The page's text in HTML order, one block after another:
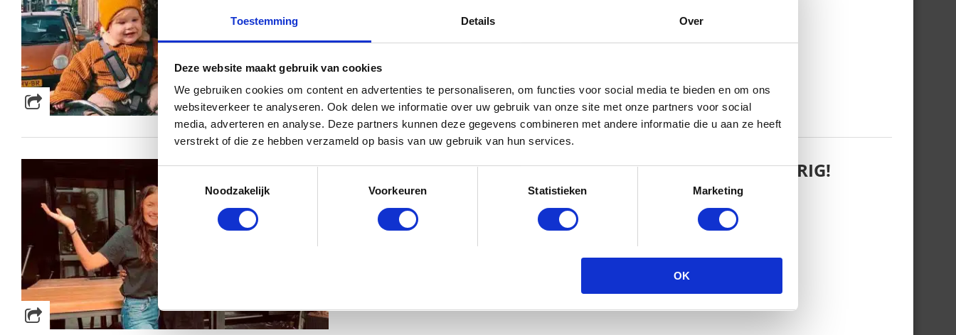
Toestemming Details Over
Deze website maakt gebruik van cookies
We gebruiken cookies om content en advertenties te personaliseren, om functies voor social media te bieden en om ons
websiteverkeer te analyseren. Ook delen we informatie over uw gebruik van onze site met onze partners voor social
media, adverteren en analyse. Deze partners kunnen deze gegevens combineren met andere informatie die u aan ze heeft
verstrekt of die ze hebben verzameld op basis van uw gebruik van hun services.
Noodzakelijk
Voorkeuren Statistieken Marketing
OK
MAMA THIRZA VLOG: HET IS FEEST, WANT REBEL IS JARIG!
BABYSTRAATJE.NL